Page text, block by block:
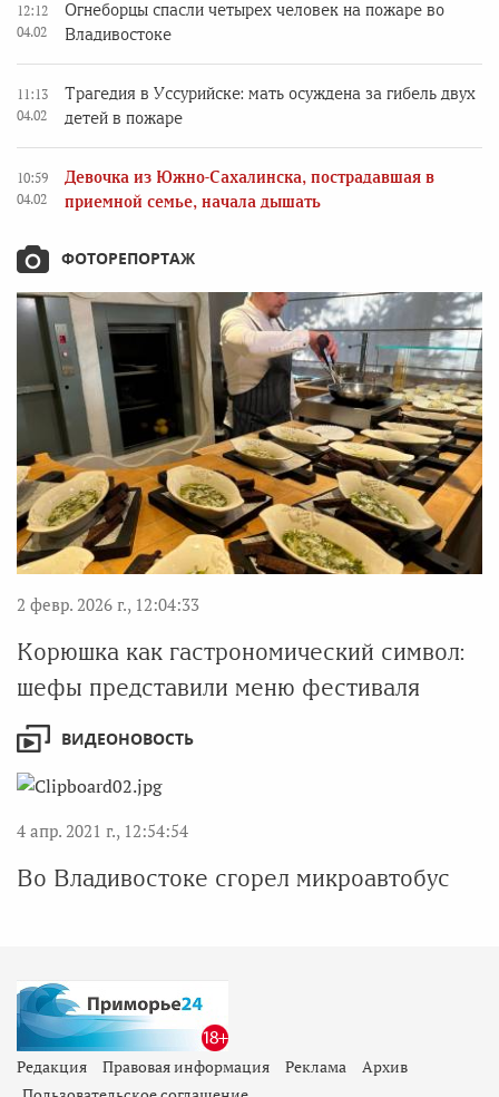
12:12
04.02
Огнеборцы спасли четырех человек на пожаре во
Владивостоке
11:13
04.02
Трагедия в Уссурийске: мать осуждена за гибель двух
детей в пожаре
10:59
04.02
Девочка из Южно-Сахалинска, пострадавшая в
приемной семье, начала дышать
ФОТОРЕПОРТАЖ
2 февр. 2026 г., 12:04:33
Корюшка как гастрономический символ:
шефы представили меню фестиваля
ВИДЕОНОВОСТЬ
4 апр. 2021 г., 12:54:54
Во Владивостоке сгорел микроавтобус
Редакция Правовая информация Реклама
Архив